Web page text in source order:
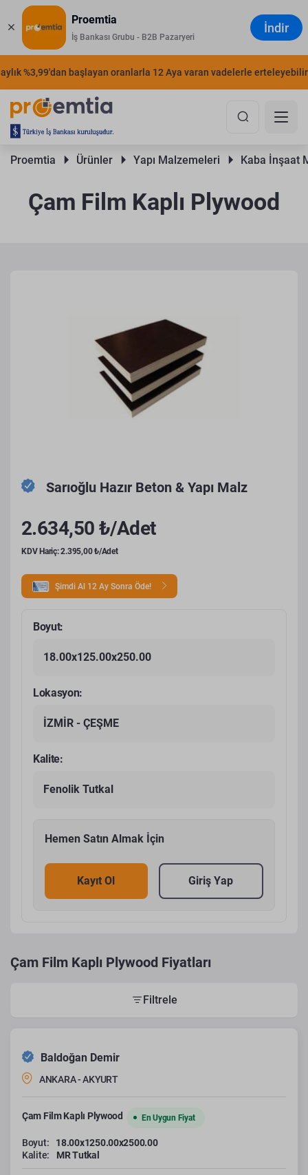
Proemtia
İş Bankası Grubu - B2B Pazaryeri
İndir
%3,99'dan başlayan oranlarla 12 Aya varan vadelerle
Proemtia Ürünler Yapı Malzemeleri Kaba İnşaat
Çam Film Kaplı Plywood
Sarıoğlu Hazır Beton & Yapı Malz
2.634,50 ₺/Adet
KDV Hariç: 2.395,00 ₺/Adet
Şimdi Al 12 Ay Sonra Öde!
Boyut:
18.00x125.00x250.00
Lokasyon:
İZMİR - ÇEŞME
Kalite:
Fenolik Tutkal
Hemen Satın Almak İçin
Kayıt Ol Giriş Yap
Çam Film Kaplı Plywood Fiyatları
Filtrele
Baldoğan Demir
ANKARA - AKYURT
Çam Film Kaplı Plywood En Uygun Fiyat
Boyut:
18.00x1250.00x2500.00
Kalite:
MR Tutkal